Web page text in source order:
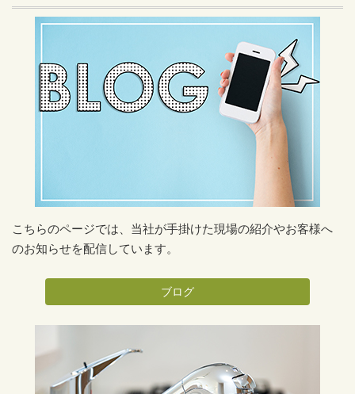
こちらのページでは、当社が手掛けた現場の紹介やお客様へ
のお知らせを配信しています。
ブログ